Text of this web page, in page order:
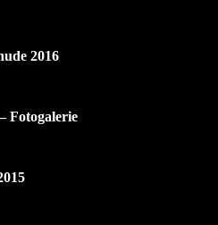
2016
Fotogalerie